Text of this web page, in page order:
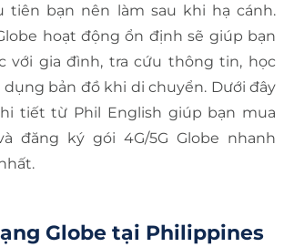
tiên bạn nên làm sau khi hạ cánh.
hoạt động ổn định sẽ giúp bạn
với gia đình, tra cứu thông tin, học
dụng bản đồ khi di chuyển. Dưới đây
tiết từ Phil English giúp bạn mua
đăng ký gói 4G/5G Globe nhanh
Globe tại Philippines